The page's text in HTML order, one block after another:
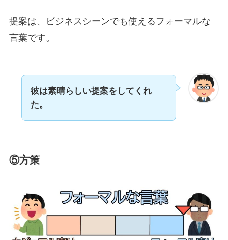
提案は、ビジネスシーンでも使えるフォーマルな
言葉です。
彼は素晴らしい提案をしてくれ
た。
⑤方策